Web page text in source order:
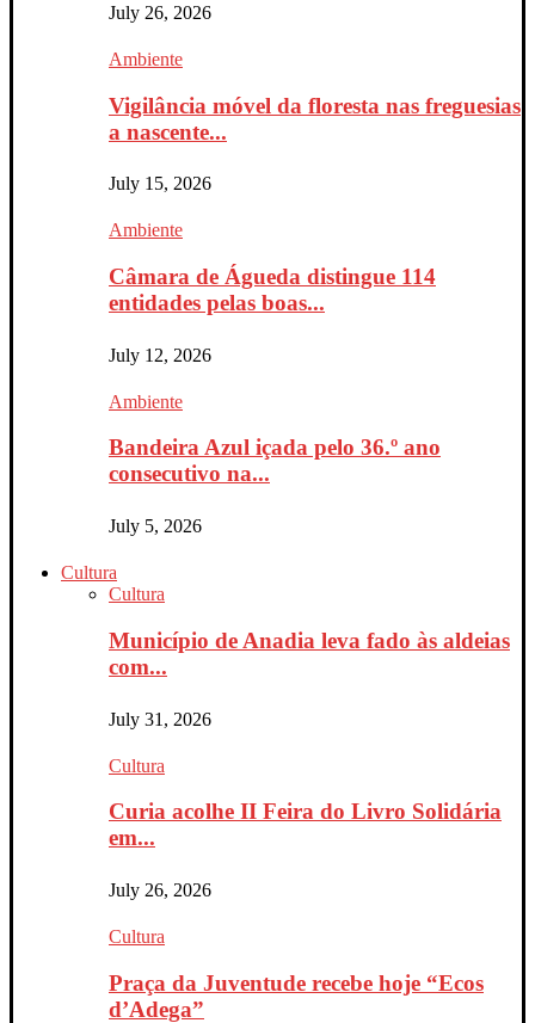
July 26, 2026
Ambiente
Vigilância móvel da floresta nas freguesias
a nascente...
July 15, 2026
Ambiente
Câmara de Águeda distingue 114
entidades pelas boas...
July 12, 2026
Ambiente
Bandeira Azul içada pelo 36.º ano
consecutivo na...
July 5, 2026
Cultura
Cultura
Município de Anadia leva fado às aldeias
com...
July 31, 2026
Cultura
Curia acolhe II Feira do Livro Solidária
em...
July 26, 2026
Cultura
Praça da Juventude recebe hoje “Ecos
d’Adega”